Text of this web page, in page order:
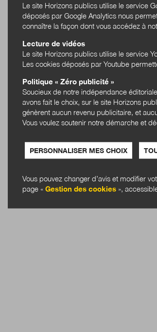
Le site Horizons publics utilise le service
déposés par Google Analytics nous
connaître la façon dont vous accédez à
Lecture de vidéos
Le site Horizons publics utilise le service
Les cookies déposés par Youtube
Politique « Zéro publicité »
Soucieux de notre indépendance
avons fait le choix, sur le site Horizons
génèrent aucun revenu publicitaire, et
Vous voulez soutenir notre démarche et
PERSONNALISER MES CHOIX
Vous pouvez changer d’avis et modifier
page « Gestion des cookies »,